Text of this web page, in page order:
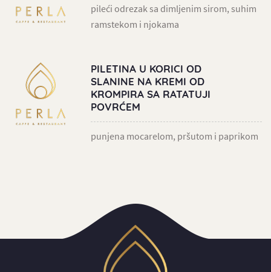
pileći odrezak sa dimljenim sirom, suhim
ramstekom i njokama
PILETINA U KORICI OD
SLANINE NA KREMI OD
KROMPIRA SA RATATUJI
POVRĆEM
punjena mocarelom, pršutom i paprikom